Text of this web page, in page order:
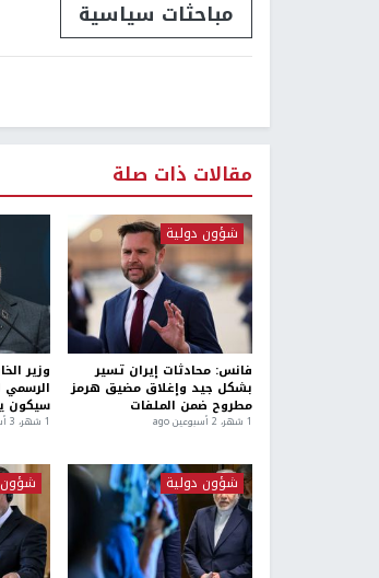
مباحثات سياسية
مقالات ذات صلة
شؤون دولية
فانس: محادثات إيران تسير
بشكل جيد وإغلاق مضيق هرمز
مطروح ضمن الملفات
1 شهر، 2 أسبوعين ago
وزير
الرسمي
سيكون
1 شهر، 3 أسابيع ago
شؤون دولية شؤون